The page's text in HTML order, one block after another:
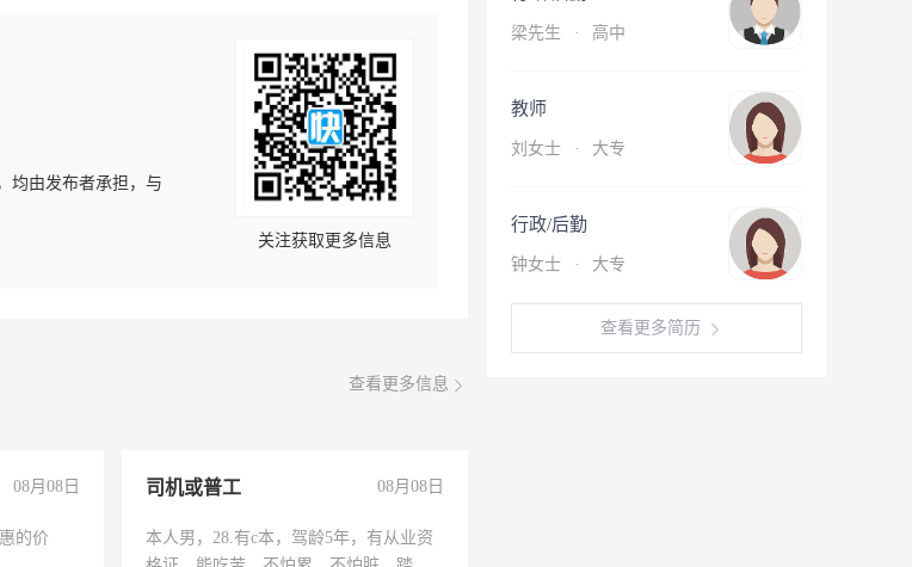
均由发布者承担，与
关注获取更多信息
查看更多信息
08月08日
的价
司机或普工 08月08日
本人男，28.有c本，驾龄5年，有从业资
梁先生 · 高中
教师
刘女士 · 大专
行政/后勤
钟女士 · 大专
查看更多简历